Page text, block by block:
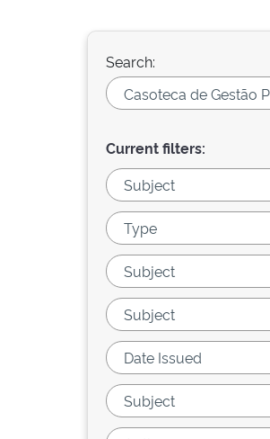
Search:
Current filters: